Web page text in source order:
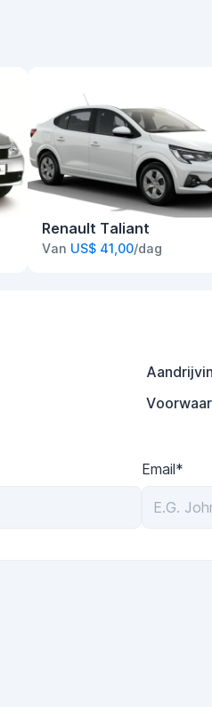
Renault Taliant
Van US$ 41,00/dag
Email*